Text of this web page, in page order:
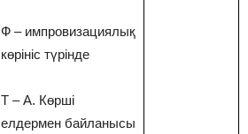
Ф – импровизациялық
көрініс түрінде
Т – А. Көрші
елдермен байланысы